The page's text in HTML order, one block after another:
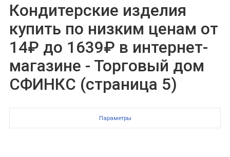
Кондитерские изделия
купить по низким ценам от
14₽ до 1639₽ в интернет-
магазине - Торговый дом
СФИНКС (страница 5)
Параметры